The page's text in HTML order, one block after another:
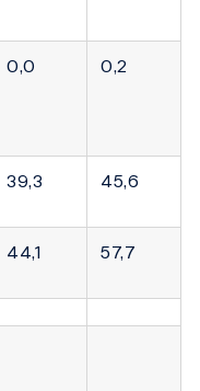
0,0 0,2
39,3 45,6
44,1 57,7